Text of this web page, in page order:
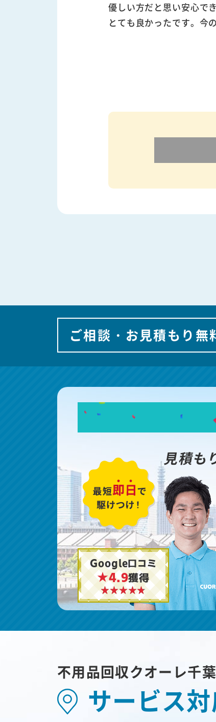
優しい方だと思い安心で
とても良かったです。今
ご相談・お見積もり無
Google口コミ
★4.9獲得
見積も
不用品回収クオーレ千
サービス